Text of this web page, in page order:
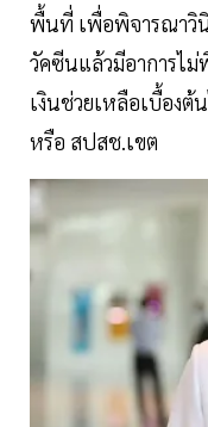
พื้นที่ เพื่อพิจารณาวินิ
วัคซีนแล้วมีอาการไม่
เงินช่วยเหลือเบื้องต้
หรือ สปสช.เขต